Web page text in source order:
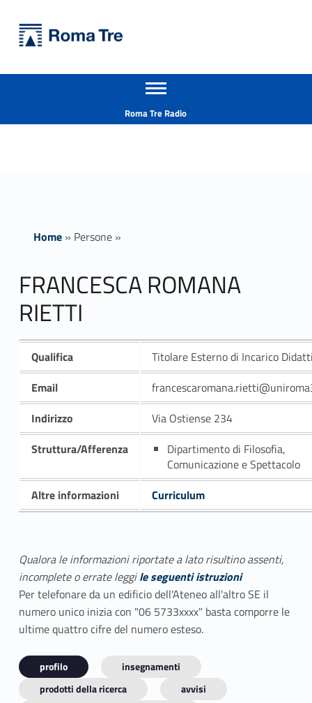
FRANCESCA ROMANA RIETTI - Università Roma Tre
Apri il menu secondario
Roma Tre Radio
Home» Persone»
FRANCESCA ROMANA
RIETTI
Qualifica
Titolare Esterno di Incarico
Email
Indirizzo
Via Ostiense 234
Struttura/Afferenza
Dipartimento di Filosofia,
Comunicazione e Spettacolo
Altre informazioni
Curriculum
Qualora le informazioni riportate a lato risultino assenti,
incomplete o errate leggile seguenti istruzioni
Per telefonare da un edificio dell'Ateneo all'altro SE il
numero unico inizia con "06 5733xxxx" basta comporre le
ultime quattro cifre del numero esteso.
profilo
insegnamenti
prodotti della ricerca
avvisi